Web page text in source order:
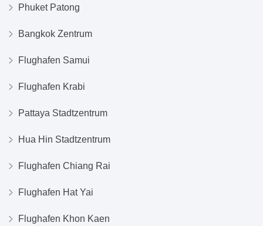
Phuket Patong
Bangkok Zentrum
Flughafen Samui
Flughafen Krabi
Pattaya Stadtzentrum
Hua Hin Stadtzentrum
Flughafen Chiang Rai
Flughafen Hat Yai
Flughafen Khon Kaen